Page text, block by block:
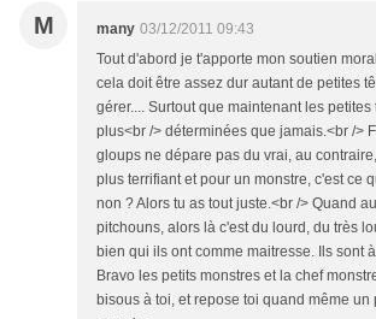
M many 03/12/2011 09:43
Tout d'abord je t'apporte mon soutien
cela doit être assez dur autant de petites
gérer.... Surtout que maintenant les petites
plus<br /> déterminées que jamais.<br />
gloups ne dépare pas du vrai, au
plus terrifiant et pour un monstre, c'est ce
non ? Alors tu as tout juste.<br /> Quand
pitchouns, alors là c'est du lourd, du très
bien qui ils ont comme maitresse. Ils sont
Bravo les petits monstres et la chef
bisous à toi, et repose toi quand même un